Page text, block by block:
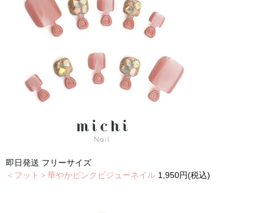
即日発送 フリーサイズ
＜フット＞華やかピンクビジューネイル 1,950円(税込)